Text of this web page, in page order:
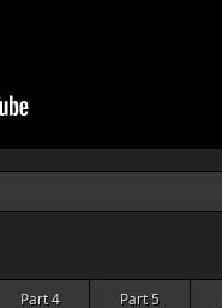
Part 4 Part 5